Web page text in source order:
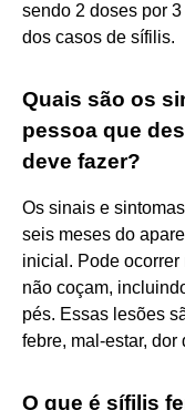
sendo 2 doses por
dos casos de sífilis.
Quais são os
pessoa que
deve fazer?
Os sinais e
seis meses do
inicial. Pode
não coçam,
pés. Essas lesões
febre, mal-estar,
O que é sífilis